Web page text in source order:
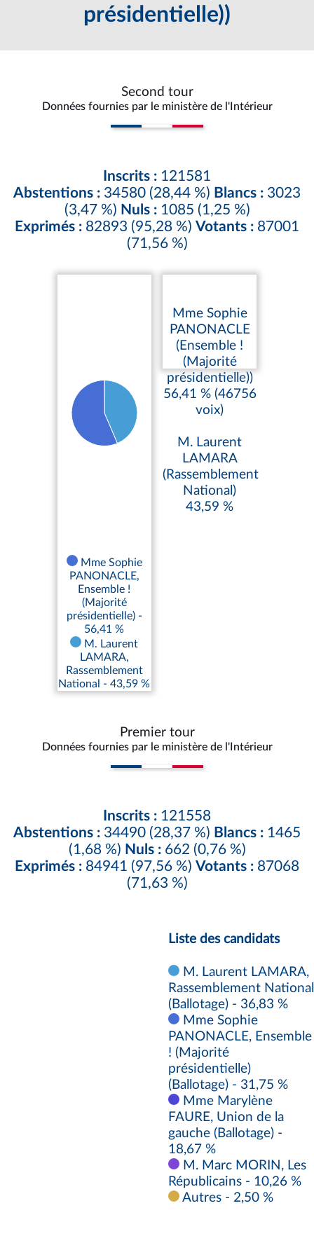
présidentielle))
Second tour
Données fournies par le ministère de l'Intérieur
Inscrits : 121581
Abstentions : 34580 (28,44 %) Blancs : 3023
(3,47 %) Nuls :1085 (1,25 %)
Exprimés : 82893 (95,28 %) Votants : 87001
(71,56 %)
Mme Sophie
PANONACLE,
Ensemble !
(Majorité
présidentielle) -
56,41 %
M. Laurent
LAMARA,
Rassemblement
National - 43,59 %
Mme Sophie
PANONACLE
(Ensemble !
(Majorité
présidentielle))
56,41 % (46756
voix)
M. Laurent
LAMARA
(Rassemblement
National)
43,59 %
Premier tour
Données fournies par le ministère de l'Intérieur
Inscrits : 121558
Abstentions : 34490 (28,37 %) Blancs : 1465
(1,68 %) Nuls :662 (0,76 %)
Exprimés : 84941 (97,56 %) Votants : 87068
(71,63 %)
Liste des candidats
M. Laurent LAMARA,
Rassemblement National
(Ballotage) - 36,83 %
Mme Sophie
PANONACLE, Ensemble
! (Majorité
présidentielle)
(Ballotage) - 31,75 %
Mme Marylène
FAURE, Union de la
gauche (Ballotage) -
18,67 %
M. Marc MORIN, Les
Républicains - 10,26 %
Autres - 2,50 %